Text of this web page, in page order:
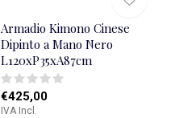
Armadio Kimono Cinese
Dipinto a Mano Nero
L120xP35xA87cm
€425,00
IVA Incl.